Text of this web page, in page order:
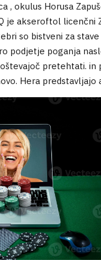
, okulus Horusa
je akseroftol licenčni
so bistveni za
podjetje poganja
pretehtati.
Hera